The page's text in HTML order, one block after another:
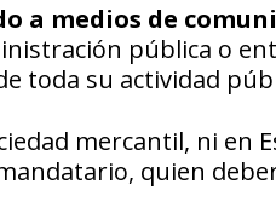
a medios de
pública o
toda su actividad
mercantil, ni en
quien